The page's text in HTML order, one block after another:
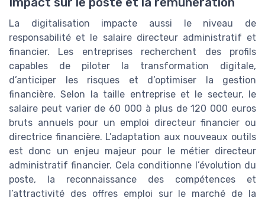
La digitalisation impacte aussi le niveau de
responsabilité et le salaire directeur administratif et
financier. Les entreprises recherchent des profils
capables de piloter la transformation digitale,
d’anticiper les risques et d’optimiser la gestion
financière. Selon la taille entreprise et le secteur, le
salaire peut varier de 60 000 à plus de 120 000 euros
bruts annuels pour un emploi directeur financier ou
directrice financière. L’adaptation aux nouveaux outils
est donc un enjeu majeur pour le métier directeur
administratif financier. Cela conditionne l’évolution du
poste, la reconnaissance des compétences et
l’attractivité des offres emploi sur le marché de la